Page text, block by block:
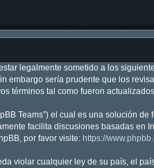
legalmente sometido a los
embargo sería prudente que los
términos tal como fueron
Teams”) el cual es una solución
facilita discusiones basadas en
por favor visite: https://
violar cualquier ley de su país, el